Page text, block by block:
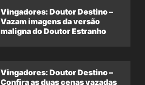
Vingadores: Doutor Destino –
Vazam imagens da versão
maligna do Doutor Estranho
Vingadores: Doutor Destino –
Confira as duas cenas vazadas